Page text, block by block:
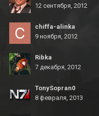
12 сентября, 2012
chiffa-alinka
9 ноября, 2012
Ribka
7 декабря, 2012
TonySopran0
8 февраля, 2013